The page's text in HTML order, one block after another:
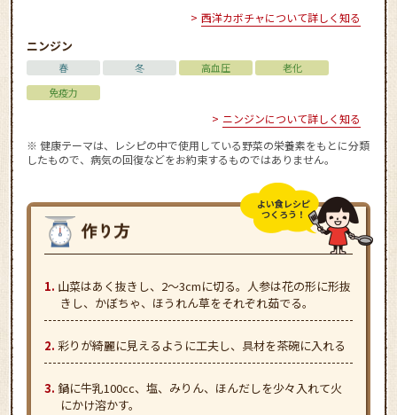
西洋カボチャについて詳しく知る
ニンジン
春 冬 高血圧
老化
免疫力
ニンジンについて詳しく知る
※ 健康テーマは、レシピの中で使用している野菜の栄養素をもとに分類
したもので、病気の回復などをお約束するものではありません。
よい食レシピ
つくろう！
山菜はあく抜きし、2～3cmに切る。人参は花の形に形抜
きし、かぼちゃ、ほうれん草をそれぞれ茹でる。
彩りが綺麗に見えるように工夫し、具材を茶碗に入れる
鍋に牛乳100cc、塩、みりん、ほんだしを少々入れて火
にかけ溶かす。